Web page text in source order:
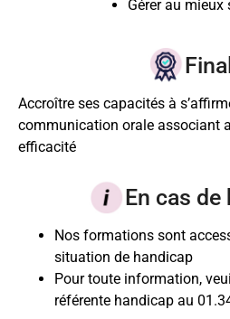
Gérer au mieux
Accroître ses capacités à
communication orale associant
efficacité
En cas de
Nos formations sont
situation de handicap
Pour toute information,
référente handicap au